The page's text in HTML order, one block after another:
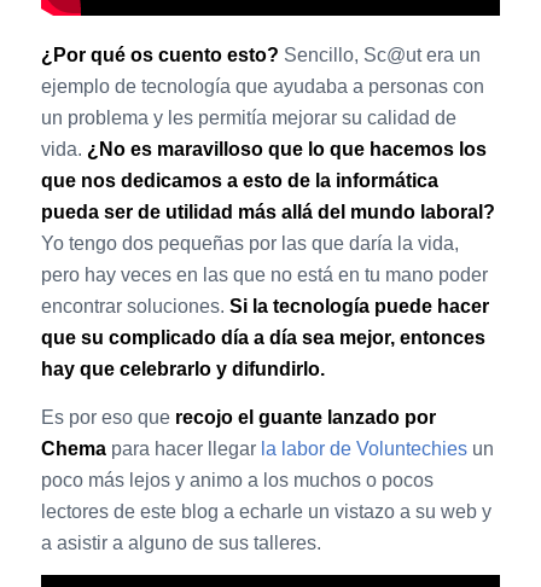
¿Por qué os cuento esto? Sencillo, Sc@ut era un
ejemplo de tecnología que ayudaba a personas con
un problema y les permitía mejorar su calidad de
vida. ¿No es maravilloso que lo que hacemos los
que nos dedicamos a esto de la informática
pueda ser de utilidad más allá del mundo laboral?
Yo tengo dos pequeñas por las que daría la vida,
pero hay veces en las que no está en tu mano poder
encontrar soluciones. Si la tecnología puede hacer
que su complicado día a día sea mejor, entonces
hay que celebrarlo y difundirlo.
Es por eso que recojo el guante lanzado por
Chemapara hacer llegar la labor de Voluntechiesun
poco más lejos y animo a los muchos o pocos
lectores de este blog a echarle un vistazo a su web y
a asistir a alguno de sus talleres.